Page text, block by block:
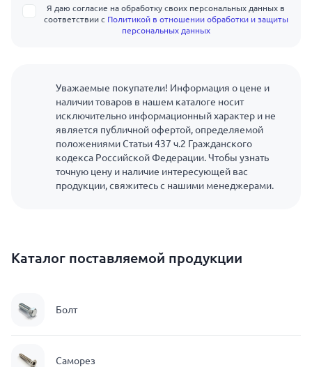
Я даю согласие на обработку своих персональных данных в
соответствии с Политикой в отношении обработки и защиты
персональных данных
Уважаемые покупатели! Информация о цене и
наличии товаров в нашем каталоге носит
исключительно информационный характер и не
является публичной офертой, определяемой
положениями Статьи 437 ч.2 Гражданского
кодекса Российской Федерации. Чтобы узнать
точную цену и наличие интересующей вас
продукции, свяжитесь с нашими менеджерами.
Каталог поставляемой продукции
Болт
Саморез